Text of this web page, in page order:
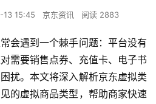
15:45 京东资讯 阅读 2883
会遇到一个棘手问题：平台没有
需要销售点券、充值卡、电子书
扰。本文将深入解析京东虚拟类
的虚拟商品类型，帮助商家快速